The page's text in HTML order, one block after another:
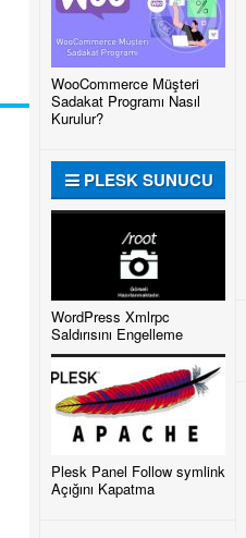
WooCommerce Müşteri
Sadakat Programı Nasıl
Kurulur?
PLESK SUNUCU
WordPress Xmlrpc
Saldırısını Engelleme
Plesk Panel Follow symlink
Açığını Kapatma